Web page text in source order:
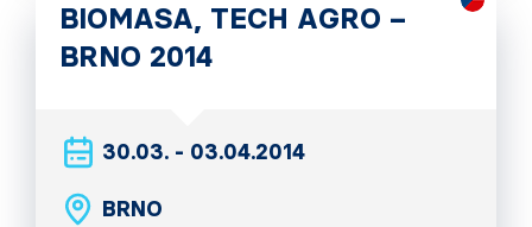
BIOMASA, TECH AGRO –
BRNO 2014
30.03. - 03.04.2014
BRNO